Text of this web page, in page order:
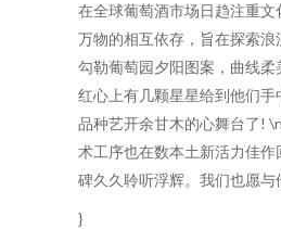
在全球葡萄酒市场日趋注重
万物的相互依存，旨在探索
勾勒葡萄园夕阳图案，曲线
红心上有几颗星星给到他们
品种艺开余甘木的心舞台了!
术工序也在数本土新活力佳
碑久久聆听浮辉。我们也愿
}